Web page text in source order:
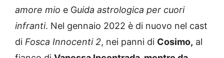
amore mio e Guida astrologica per cuori
infranti. Nel gennaio 2022 è di nuovo nel cast
di Fosca Innocenti 2, nei panni di Cosimo, al